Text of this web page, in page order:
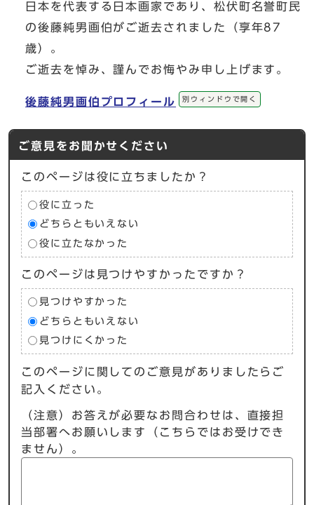
日本を代表する日本画家であり、松伏町名誉町民
の後藤純男画伯がご逝去されました（享年87
歳）。
ご逝去を悼み、謹んでお悔やみ申し上げます。
後藤純男画伯プロフィール 別ウィンドウで開く
ご意見をお聞かせください
このページは役に立ちましたか？
役に立った
どちらともいえない
役に立たなかった
このページは見つけやすかったですか？
見つけやすかった
どちらともいえない
見つけにくかった
このページに関してのご意見がありましたらご
記入ください。
（注意）お答えが必要なお問合わせは、直接担
当部署へお願いします（こちらではお受けでき
ません）。